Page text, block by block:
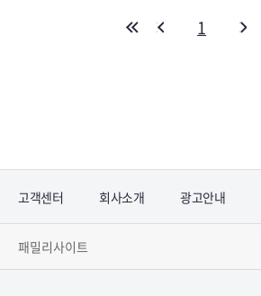
1
고객센터 회사소개 광고안내
패밀리사이트